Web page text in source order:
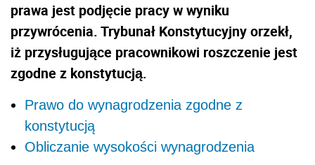
prawa jest podjęcie pracy w wyniku
przywrócenia. Trybunał Konstytucyjny orzekł,
iż przysługujące pracownikowi roszczenie jest
zgodne z konstytucją.
Prawo do wynagrodzenia zgodne z
konstytucją
Obliczanie wysokości wynagrodzenia